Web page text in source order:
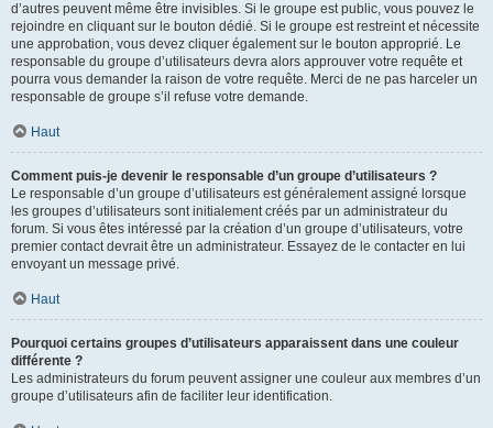
d’autres peuvent même être invisibles. Si le groupe est public, vous pouvez le
rejoindre en cliquant sur le bouton dédié. Si le groupe est restreint et nécessite
une approbation, vous devez cliquer également sur le bouton approprié. Le
responsable du groupe d’utilisateurs devra alors approuver votre requête et
pourra vous demander la raison de votre requête. Merci de ne pas harceler un
responsable de groupe s’il refuse votre demande.
Haut
Comment puis-je devenir le responsable d’un groupe d’utilisateurs ?
Le responsable d’un groupe d’utilisateurs est généralement assigné lorsque
les groupes d’utilisateurs sont initialement créés par un administrateur du
forum. Si vous êtes intéressé par la création d’un groupe d’utilisateurs, votre
premier contact devrait être un administrateur. Essayez de le contacter en lui
envoyant un message privé.
Haut
Pourquoi certains groupes d’utilisateurs apparaissent dans une couleur
différente ?
Les administrateurs du forum peuvent assigner une couleur aux membres d’un
groupe d’utilisateurs afin de faciliter leur identification.